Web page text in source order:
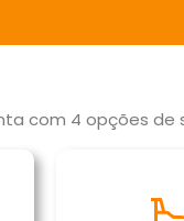
com 4 opções de